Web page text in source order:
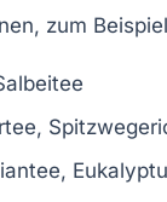
zum